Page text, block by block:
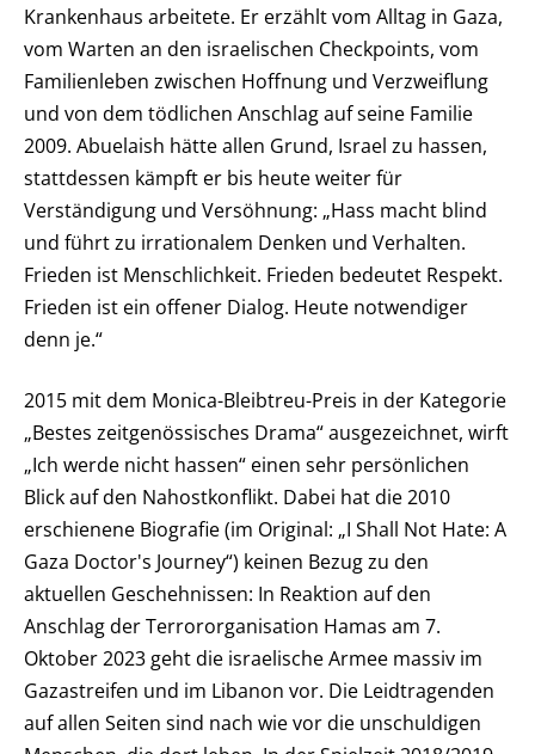
Krankenhaus arbeitete. Er erzählt vom Alltag in Gaza,
vom Warten an den israelischen Checkpoints, vom
Familienleben zwischen Hoffnung und Verzweiflung
und von dem tödlichen Anschlag auf seine Familie
2009. Abuelaish hätte allen Grund, Israel zu hassen,
stattdessen kämpft er bis heute weiter für
Verständigung und Versöhnung: „Hass macht blind
und führt zu irrationalem Denken und Verhalten.
Frieden ist Menschlichkeit. Frieden bedeutet Respekt.
Frieden ist ein offener Dialog. Heute notwendiger
denn je.“
2015 mit dem Monica-Bleibtreu-Preis in der Kategorie
„Bestes zeitgenössisches Drama“ ausgezeichnet, wirft
„Ich werde nicht hassen“ einen sehr persönlichen
Blick auf den Nahostkonflikt. Dabei hat die 2010
erschienene Biografie (im Original: „I Shall Not Hate: A
Gaza Doctor's Journey“) keinen Bezug zu den
aktuellen Geschehnissen: In Reaktion auf den
Anschlag der Terrororganisation Hamas am 7.
Oktober 2023 geht die israelische Armee massiv im
Gazastreifen und im Libanon vor. Die Leidtragenden
auf allen Seiten sind nach wie vor die unschuldigen